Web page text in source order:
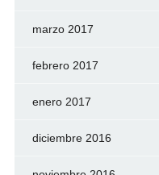
marzo 2017
febrero 2017
enero 2017
diciembre 2016